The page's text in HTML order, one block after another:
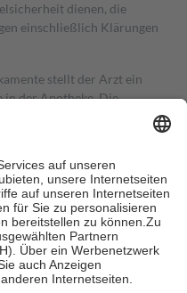
dienen, die
einschließlich Klärungen
stellt der Arzt ein
in der Apotheke. Die
in der Regel die
Teil davon als Zuzahlung
in Höhe von zehn
jedochfünf Euround
mehr als die tatsächlichen
für Online-Apotheken.
beträgt die
zehn Euro je